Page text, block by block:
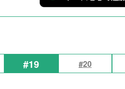
#19 #20